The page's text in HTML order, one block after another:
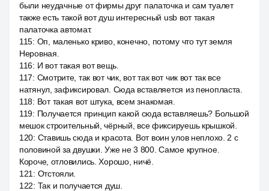
были неудачные от фирмы друг палаточка и сам туалет
также есть такой вот душ интересный usb вот такая
палаточка автомат.
115: Оп, маленько криво, конечно, потому что тут земля
Неровная.
116: И вот такая вот вещь.
117: Смотрите, так вот чик, вот так вот чик вот так все
натянул, зафиксировал. Сюда вставляется из пенопласта.
118: Вот такая вот штука, всем знакомая.
119: Получается принцип какой сюда вставляешь? Большой
мешок строительный, чёрный, все фиксируешь крышкой.
120: Ставишь сюда и красота. Вот воин улов неплохо. 2 с
половиной за двушки. Уже не 3 800. Самое крупное.
Короче, отловились. Хорошо, ничё.
121 : Отстояли.
122: Так и получается душ.